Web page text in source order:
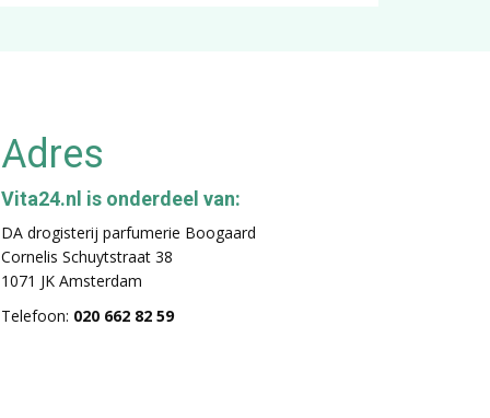
Adres
Vita24.nl is onderdeel van:
DA drogisterij parfumerie Boogaard
Cornelis Schuytstraat 38
1071 JK Amsterdam
Telefoon: 020 662 82 59